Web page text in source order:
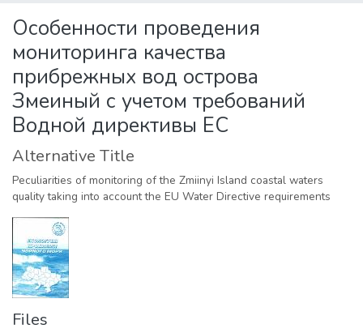
Statistics
Особенности проведения
мониторинга качества
прибрежных вод острова
Змеиный с учетом требований
Водной директивы ЕС
Alternative Title
Peculiarities of monitoring of the Zmiinyi Island coastal waters
quality taking into account the EU Water Directive requirements
Files